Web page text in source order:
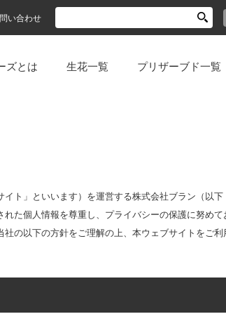
い合わせ
ズとは 生花一覧 プリザーブド一覧
ト」といいます）を運営する株式会社ブラン（以
た個人情報を尊重し、プライバシーの保護に努めて
の以下の方針をご理解の上、本ウェブサイトをご利